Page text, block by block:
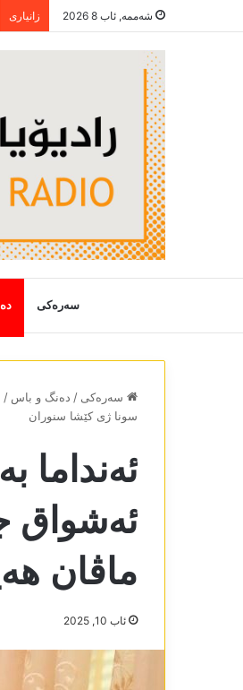
شەممە, ئاب 8 2026 زانیاری
سەرەکی
سەرەکی / دەنگ و باس /
سونا ژی کێشا سنوران
ئەنداما
ئەشواق
ماڤان
ئاب 10, 2025